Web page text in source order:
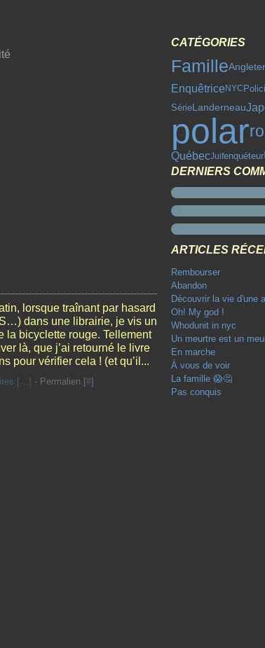
lorsque traînant par hasard
dans une librairie, je vis un
la bicyclette rouge. Tellement
là, que j’ai retourné le livre
pour vérifier cela ! (et qu’il...
[…] - Permalien [#]
CATÉGORIES
Famille
EnquêtriceNYC
SérieLanderneau
polar
QuébecJuifenquéteur
DERNIERS
ARTICLES
Rembourser
Abandon
Découvrir la vie d'une
Oh! My god !
Whodunit in nyc
Un meurtre est un
En marche
À vous de voir
La famille 😱🤔
Pas conquis